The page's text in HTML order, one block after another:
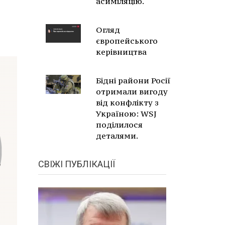
Огляд
європейського
керівництва
Бідні райони Росії
отримали вигоду
від конфлікту з
Україною: WSJ
поділилося
деталями.
СВІЖІ ПУБЛІКАЦІЇ